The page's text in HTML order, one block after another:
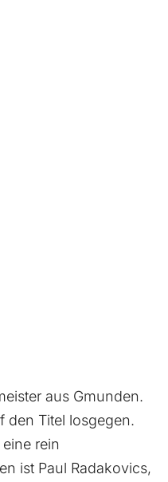
aus Gmunden.
den Titel losgegen.
rein
ist Paul Radakovics,